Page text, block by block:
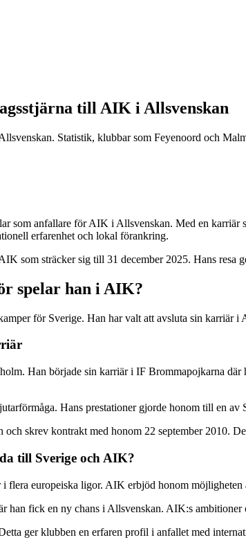
till AIK i Allsvenskan
Statistik, klubbar som Feyenoord och
som anfallare för AIK i Allsvenskan. Med en
erfarenhet och lokal förankring.
som sträcker sig till 31 december 2025. Hans
spelar han i AIK?
för Sverige. Han har valt att avsluta sin karriär i
Han började sin karriär i IF Brommapojkarna
Hans prestationer gjorde honom till en av
och skrev kontrakt med honom 22 september 2010.
till Sverige och AIK?
flera europeiska ligor. AIK erbjöd honom
fick en ny chans i Allsvenskan. AIK:s ambitioner
ger klubben en erfaren profil i anfallet med